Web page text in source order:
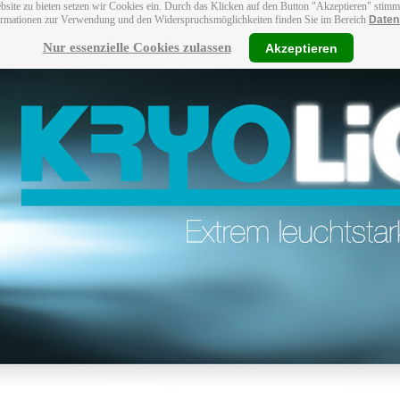
zu bieten setzen wir Cookies ein. Durch das Klicken auf den Button "Akzeptieren"
zur Verwendung und den Widerspruchsmöglichkeiten finden Sie im Bereich
Nur essenzielle Cookies zulassen Akzeptieren